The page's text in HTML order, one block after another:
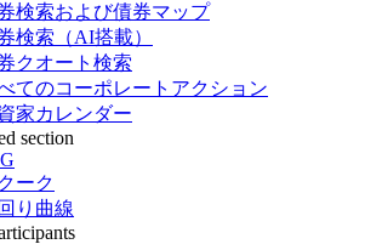
検索および債券マップ
検索（AI搭載）
クオート検索
てのコーポレートアクション
家カレンダー
section
ーク
り曲線